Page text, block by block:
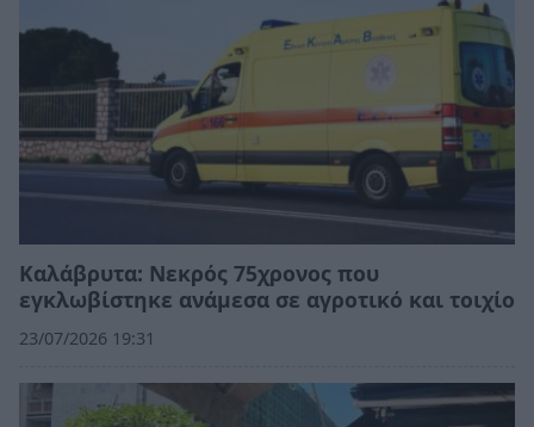
Καλάβρυτα: Νεκρός 75χρονος που
εγκλωβίστηκε ανάμεσα σε αγροτικό και τοιχίο
23/07/2026 19:31